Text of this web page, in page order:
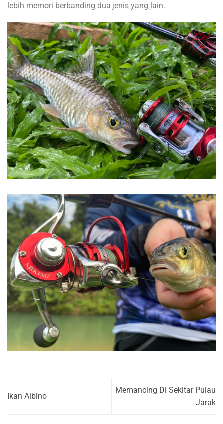
lebih memori berbanding dua jenis yang lain.
Ikan Albino
Memancing Di Sekitar Pulau
Jarak